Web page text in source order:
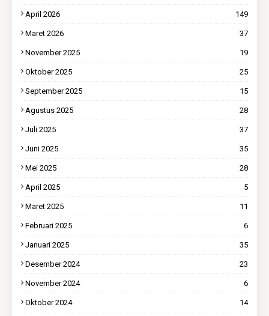
April 2026 149
Maret 2026 37
November 2025 19
Oktober 2025 25
September 2025 15
Agustus 2025 28
Juli 2025 37
Juni 2025 35
Mei 2025 28
April 2025 5
Maret 2025 11
Februari 2025 6
Januari 2025 35
Desember 2024 23
November 2024 6
Oktober 2024 14